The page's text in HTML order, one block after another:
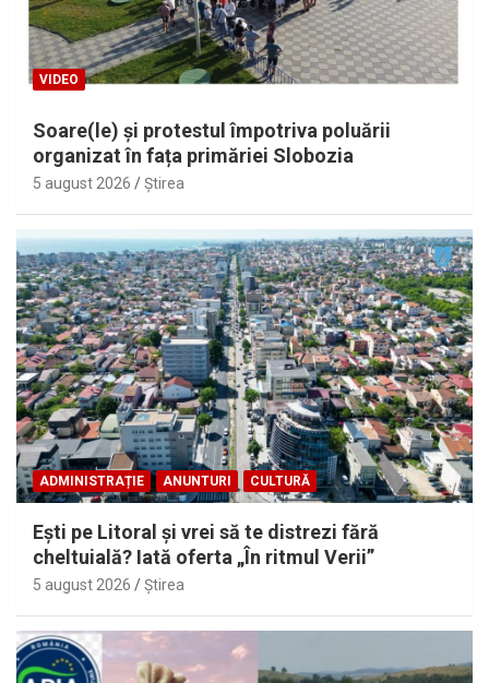
VIDEO
Soare(le) și protestul împotriva poluării
organizat în fața primăriei Slobozia
5 august 2026 Ştirea
ADMINISTRAȚIE ANUNTURI CULTURĂ
Eşti pe Litoral şi vrei să te distrezi fără
cheltuială? Iată oferta „În ritmul Verii”
5 august 2026 Ştirea